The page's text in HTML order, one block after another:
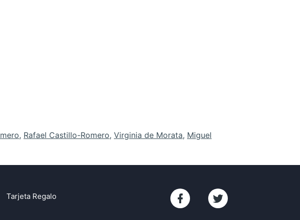
, Rafael Castillo-Romero, Virginia de Morata, Miguel
Tarjeta Regalo